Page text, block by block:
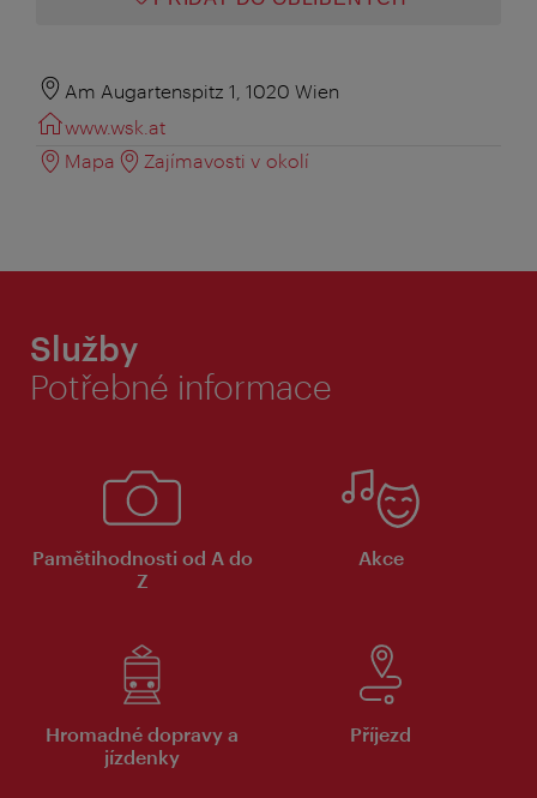
Am Augartenspitz 1, 1020 Wien
www.wsk.at
Mapa
Zajímavosti v okolí
Služby
Potřebné informace
Pamětihodnosti od A do
Z
Akce
Hromadné dopravy a
jízdenky
Příjezd